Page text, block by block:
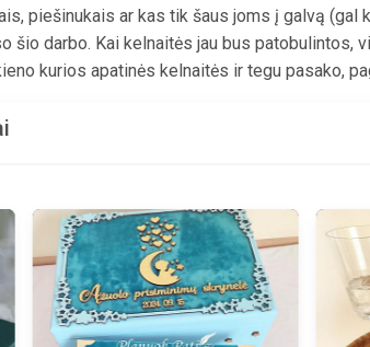
piešinukais ar kas tik šaus joms į galvą (gal
šio darbo. Kai kelnaitės jau bus patobulintos,
kurios apatinės kelnaitės ir tegu pasako,